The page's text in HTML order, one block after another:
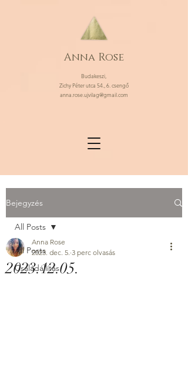
Anna Rose
Budakeszi,
Zichy Péter utca 54., 6. csengő
anna.rose.ujvilag@gmail.com
Bejegyzés
All Posts
Családállítás
All Posts
2023.12.05.
Anna Rose
2023. dec. 5. 3 perc olvasás